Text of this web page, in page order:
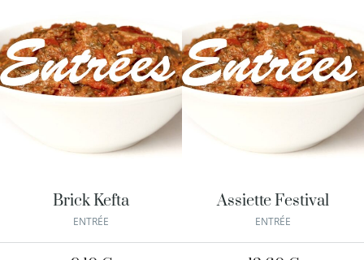
Brick Kefta
ENTRÉE
Assiette Festival
ENTRÉE